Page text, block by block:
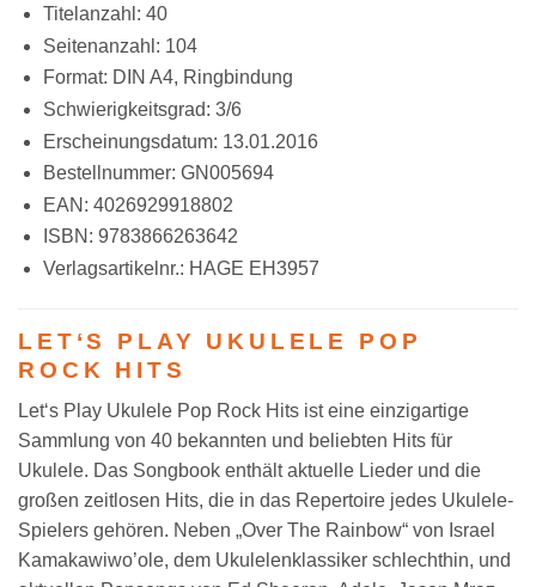
Titelanzahl: 40
Seitenanzahl: 104
Format: DIN A4, Ringbindung
Schwierigkeitsgrad: 3/6
Erscheinungsdatum: 13.01.2016
Bestellnummer: GN005694
EAN: 4026929918802
ISBN: 9783866263642
Verlagsartikelnr.: HAGE EH3957
LET‘S PLAY UKULELE POP
ROCK HITS
Let‘s Play Ukulele Pop Rock Hits ist eine einzigartige
Sammlung von 40 bekannten und beliebten Hits für
Ukulele. Das Songbook enthält aktuelle Lieder und die
großen zeitlosen Hits, die in das Repertoire jedes Ukulele-
Spielers gehören. Neben „Over The Rainbow“ von Israel
Kamakawiwo’ole, dem Ukulelenklassiker schlechthin, und